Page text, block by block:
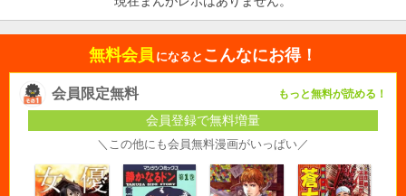
無料会員 になると こんなにお得！
会員限定無料 もっと無料が読める！
会員登録で無料増量
＼この他にも会員無料漫画がいっぱい／